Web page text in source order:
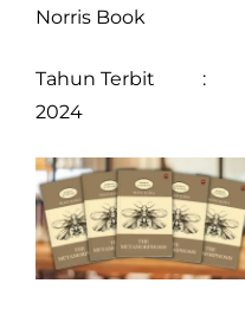
Norris Book
Tahun Terbit :
2024